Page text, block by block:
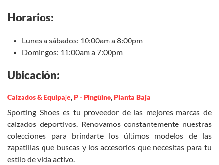
Horarios:
Lunes a sábados: 10:00am a 8:00pm
Domingos: 11:00am a 7:00pm
Ubicación:
Calzados & Equipaje,P - Pingüino,Planta Baja
Sporting Shoes es tu proveedor de las mejores marcas de
calzados deportivos. Renovamos constantemente nuestras
colecciones para brindarte los últimos modelos de las
zapatillas que buscas y los accesorios que necesitas para tu
estilo de vida activo.